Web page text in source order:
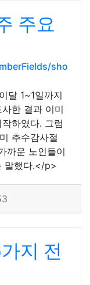
주요
sho
달 1~1일까지
한 결과 이미
하였다. 그럼
추수감사절
까운 노인들이
말했다.</p>
지 전